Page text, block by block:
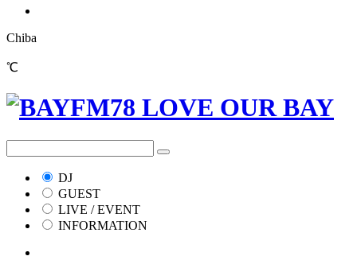
Chiba
℃
DJ
GUEST
LIVE / EVENT
INFORMATION